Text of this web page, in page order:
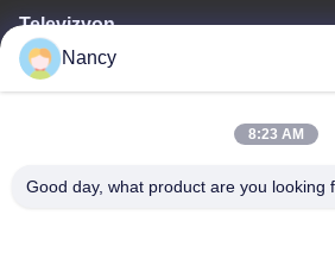
Televizyon
86-0750-3210960
Gizlilik Politikası |Site
Nancy
8:23 AM
Good day, what product are you looking